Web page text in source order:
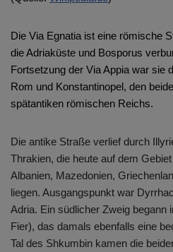
Die Via Egnatia ist eine römische
die Adriaküste und Bosporus
Fortsetzung der Via Appia war sie
Rom und Konstantinopel, den
spätantiken römischen Reichs.
Die antike Straße verlief durch
Thrakien, die heute auf dem
Albanien, Mazedonien,
liegen. Ausgangspunkt war
Adria. Ein südlicher Zweig begann
Fier), das damals ebenfalls eine
Tal des Shkumbin kamen die